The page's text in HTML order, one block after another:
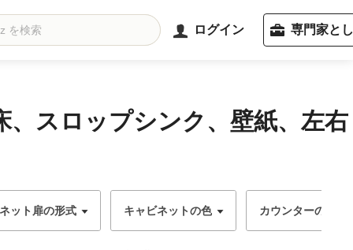
ログイン 専門家と
スロップシンク、壁紙、左右
ット扉の形式 キャビネットの色 カウンターの色